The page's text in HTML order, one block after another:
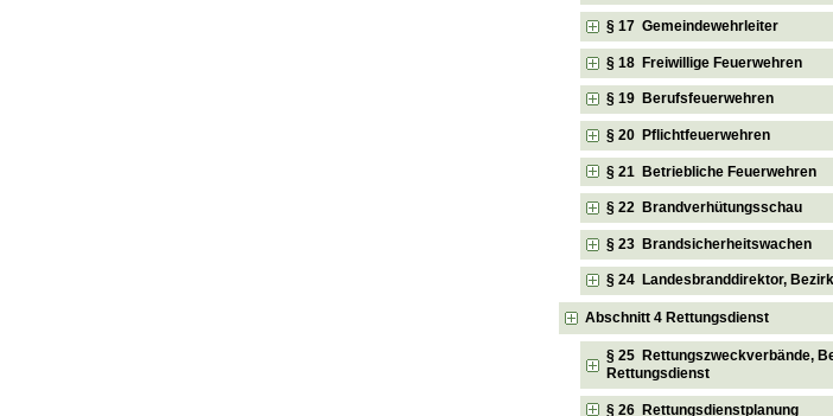
§ 17 Gemeindewehrleiter
§ 18 Freiwillige Feuerwehren
§ 19 Berufsfeuerwehren
§ 20 Pflichtfeuerwehren
§ 21 Betriebliche Feuerwehren
§ 22 Brandverhütungsschau
§ 23 Brandsicherheitswachen
§ 24 Landesbranddirektor,
Abschnitt 4 Rettungsdienst
§ 25 Rettungszweckverbände,
Rettungsdienst
§ 26 Rettungsdienstplanung